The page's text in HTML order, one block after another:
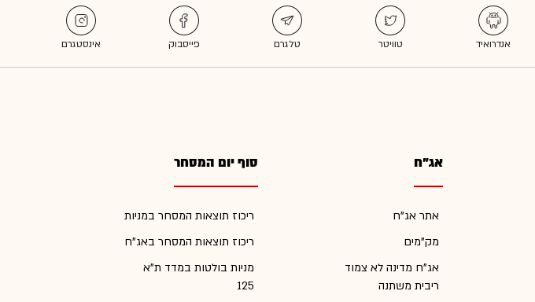
אג"ח
אתר אג"ח
מק"מים
אג"ח מדינה לא צמוד
ריבית משתנה
סוף יום המסחר
ריכוז תוצאות המסחר במניות
ריכוז תוצאות המסחר באג"ח
מניות בולטות במדד ת"א
125